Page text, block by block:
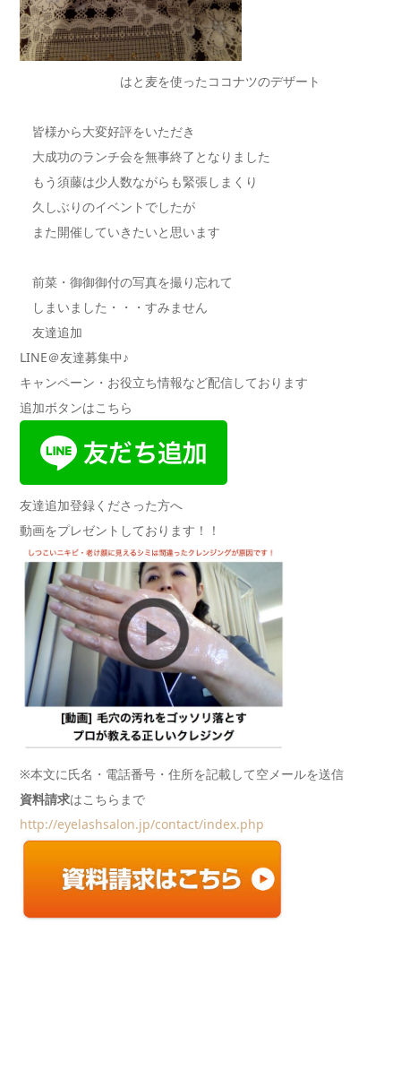
はと麦を使ったココナツのデザート
皆様から大変好評をいただき
大成功のランチ会を無事終了となりました
もう須藤は少人数ながらも緊張しまくり
久しぶりのイベントでしたが
また開催していきたいと思います
前菜・御御御付の写真を撮り忘れて
しまいました・・・すみません
友達追加
LINE＠友達募集中♪
キャンペーン・お役立ち情報など配信しております
追加ボタンはこちら
友達追加登録くださった方へ
動画をプレゼントしております！！
※本文に氏名・電話番号・住所を記載して空メールを送信
資料請求はこちらまで
http://eyelashsalon.jp/contact/index.php